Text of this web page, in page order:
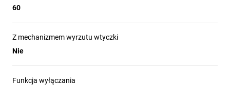
60
Z mechanizmem wyrzutu wtyczki
Nie
Funkcja wyłączania